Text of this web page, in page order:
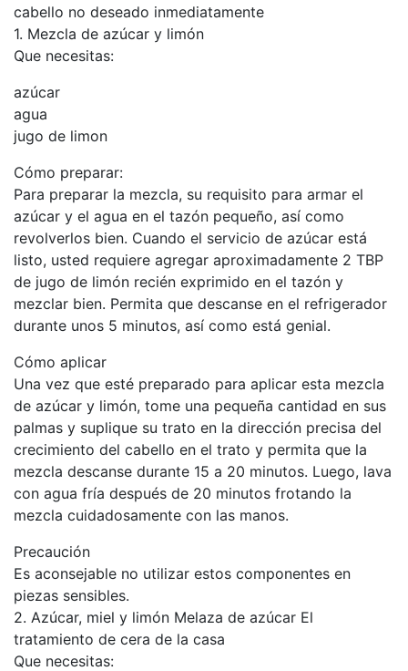
cabello no deseado inmediatamente
1. Mezcla de azúcar y limón
Que necesitas:
azúcar
agua
jugo de limon
Cómo preparar:
Para preparar la mezcla, su requisito para armar el
azúcar y el agua en el tazón pequeño, así como
revolverlos bien. Cuando el servicio de azúcar está
listo, usted requiere agregar aproximadamente 2 TBP
de jugo de limón recién exprimido en el tazón y
mezclar bien. Permita que descanse en el refrigerador
durante unos 5 minutos, así como está genial.
Cómo aplicar
Una vez que esté preparado para aplicar esta mezcla
de azúcar y limón, tome una pequeña cantidad en sus
palmas y suplique su trato en la dirección precisa del
crecimiento del cabello en el trato y permita que la
mezcla descanse durante 15 a 20 minutos. Luego, lava
con agua fría después de 20 minutos frotando la
mezcla cuidadosamente con las manos.
Precaución
Es aconsejable no utilizar estos componentes en
piezas sensibles.
2. Azúcar, miel y limón Melaza de azúcar El
tratamiento de cera de la casa
Que necesitas: